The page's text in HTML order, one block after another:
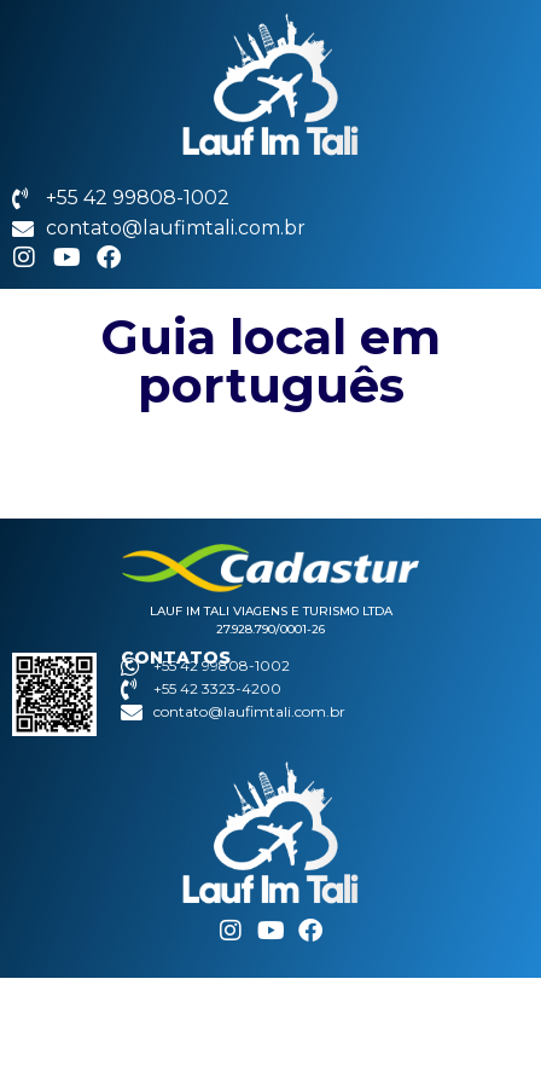
+55 42 99808-1002
contato@laufimtali.com.br
Guia local em
português
LAUF IM TALI VIAGENS E TURISMO LTDA
27.928.790/0001-26
CONTATOS
+55 42 99808-1002
+55 42 3323-4200
contato@laufimtali.com.br